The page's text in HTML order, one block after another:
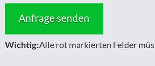
Wichtig:Alle rot markierten Felder